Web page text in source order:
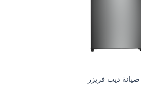
صيانة ديب فريزر